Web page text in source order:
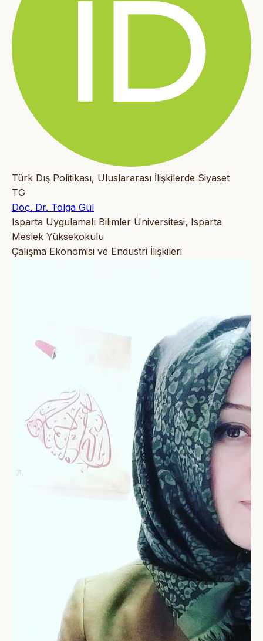
Türk Dış Politikası, Uluslararası İlişkilerde Siyaset
TG
Doç. Dr. Tolga Gül
Isparta Uygulamalı Bilimler Üniversitesi, Isparta
Meslek Yüksekokulu
Çalışma Ekonomisi ve Endüstri İlişkileri